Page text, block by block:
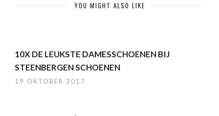
YOU MIGHT ALSO LIKE
10X DE LEUKSTE DAMESSCHOENEN BIJ
STEENBERGEN SCHOENEN
19 OKTOBER 2017